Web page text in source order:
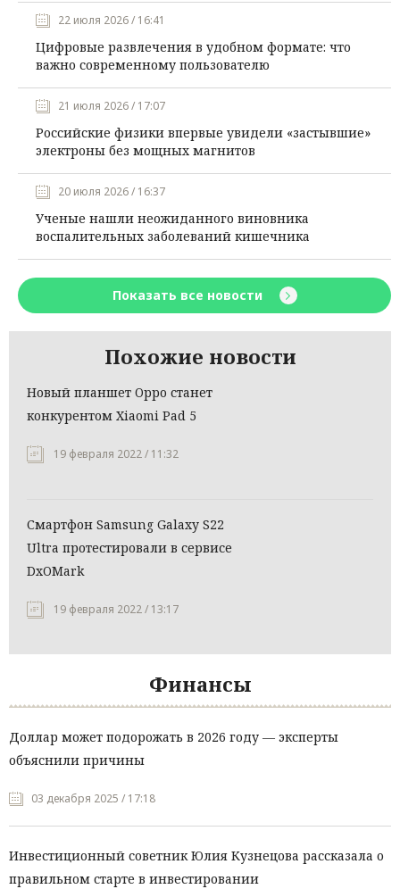
22 июля 2026 / 16:41
Цифровые развлечения в удобном формате: что
важно современному пользователю
21 июля 2026 / 17:07
Российские физики впервые увидели «застывшие»
электроны без мощных магнитов
20 июля 2026 / 16:37
Ученые нашли неожиданного виновника
воспалительных заболеваний кишечника
Показать все новости
Похожие новости
Новый планшет Oppo станет
конкурентом Xiaomi Pad 5
19 февраля 2022 / 11:32
Смартфон Samsung Galaxy S22
Ultra протестировали в сервисе
DxOMark
19 февраля 2022 / 13:17
Финансы
Доллар может подорожать в 2026 году — эксперты
объяснили причины
03 декабря 2025 / 17:18
Инвестиционный советник Юлия Кузнецова рассказала о
правильном старте в инвестировании